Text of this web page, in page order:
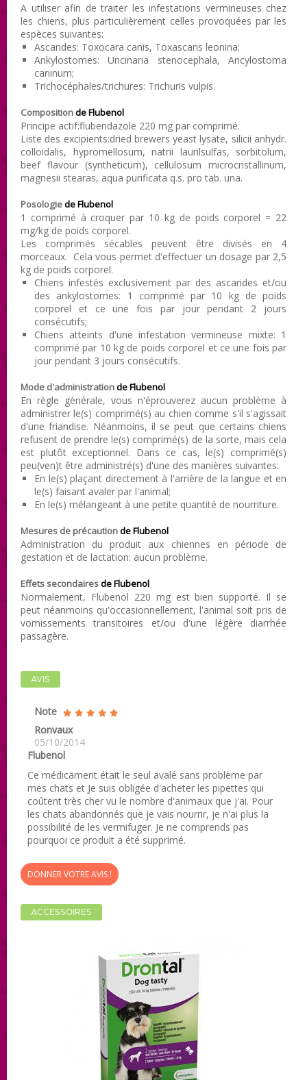
A utiliser afin de traiter les infestations vermineuses chez
les chiens, plus particulièrement celles provoquées par les
espèces suivantes:
Ascarides: Toxocara canis, Toxascaris leonina;
Ankylostomes: Uncinaria stenocephala, Ancylostoma
caninum;
Trichocéphales/trichures: Trichuris vulpis.
Compositionde Flubenol
Principe actif:flubendazole 220 mg par comprimé.
Liste des excipients:dried brewers yeast lysate, silicii anhydr.
colloidalis, hypromellosum, natrii laurilsulfas, sorbitolum,
beef flavour (syntheticum), cellulosum microcristallinum,
magnesii stearas, aqua purificata q.s. pro tab. una.
Posologiede Flubenol
1 comprimé à croquer par 10 kg de poids corporel = 22
mg/kg de poids corporel.
Les comprimés sécables peuvent être divisés en 4
morceaux. Cela vous permet d'effectuer un dosage par 2,5
kg de poids corporel.
Chiens infestés exclusivement par des ascarides et/ou
des ankylostomes: 1 comprimé par 10 kg de poids
corporel et ce une fois par jour pendant 2 jours
consécutifs;
Chiens atteints d'une infestation vermineuse mixte: 1
comprimé par 10 kg de poids corporel et ce une fois par
jour pendant 3 jours consécutifs.
Mode d'administrationde Flubenol
En règle générale, vous n'éprouverez aucun problème à
administrer le(s) comprimé(s) au chien comme s'il s'agissait
d'une friandise. Néanmoins, il se peut que certains chiens
refusent de prendre le(s) comprimé(s) de la sorte, mais cela
est plutôt exceptionnel. Dans ce cas, le(s) comprimé(s)
peu(ven)t être administré(s) d'une des manières suivantes:
En le(s) plaçant directement à l'arrière de la langue et en
le(s) faisant avaler par l'animal;
En le(s) mélangeant à une petite quantité de nourriture.
Mesures de précautionde Flubenol
Administration du produit aux chiennes en période de
gestation et de lactation: aucun problème.
Effets secondairesde Flubenol
Normalement, Flubenol 220 mg est bien supporté. Il se
peut néanmoins qu'occasionnellement, l'animal soit pris de
vomissements transitoires et/ou d'une légère diarrhée
passagère.
AVIS
Note
Ronvaux
05/10/2014
Flubenol
Ce médicament était le seul avalé sans problème par
mes chats et Je suis obligée d'acheter les pipettes qui
coûtent très cher vu le nombre d'animaux que j'ai. Pour
les chats abandonnés que je vais nourrir, je n'ai plus la
possibilité de les vermifuger. Je ne comprends pas
pourquoi ce produit a été supprimé.
DONNER VOTRE AVIS !
ACCESSOIRES